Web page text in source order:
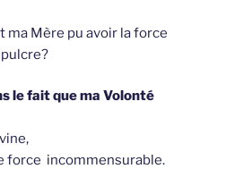
Mère pu avoir la force
le fait que ma Volonté
force incommensurable.